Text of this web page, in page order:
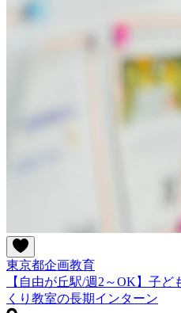
東京都企画教育
【自由が丘駅/週2～OK】子
くり教室の長期インターン